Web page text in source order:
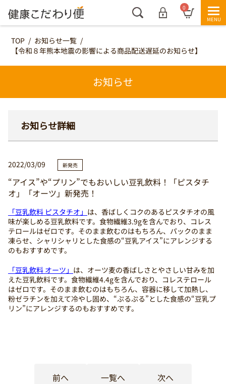
0
TOP / お知らせ一覧 /
【令和８年熊本地震の影響による商品配送遅延のお知らせ】
お知らせ
お知らせ詳細
2022/03/09 新発売
“アイス”や“プリン”でもおいしい豆乳飲料！「ピスタチ
オ」「オーツ」新発売！
「豆乳飲料 ピスタチオ」 は、香ばしくコクのあるピスタチオの風
味が楽しめる豆乳飲料です。食物繊維3.9gを含んでおり、コレス
テロールはゼロです。そのまま飲むのはもちろん、パックのまま
凍らせ、シャリシャリとした食感の“豆乳アイス”にアレンジする
のもおすすめです。
「豆乳飲料 オーツ」 は、オーツ麦の香ばしさとやさしい甘みを加
えた豆乳飲料です。食物繊維4.4gを含んでおり、コレステロール
はゼロです。そのまま飲むのはもちろん、容器に移して加熱し、
粉ゼラチンを加えて冷やし固め、“ぷるぷる”とした食感の“豆乳プ
リン”にアレンジするのもおすすめです。
前へ 一覧へ 次へ